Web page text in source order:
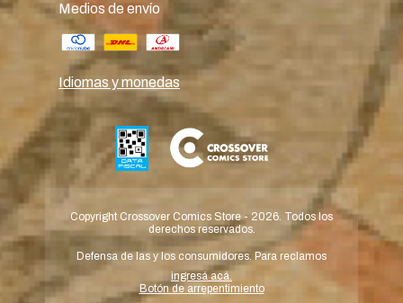
Medios de envío
Idiomas y monedas
Copyright Crossover Comics Store - 2026. Todos los
derechos reservados.
Defensa de las y los consumidores. Para reclamos
ingresá acá.
Botón de arrepentimiento